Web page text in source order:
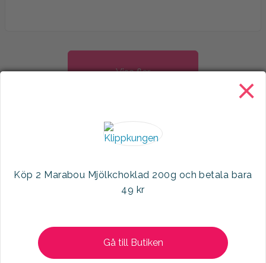
Visa fler ×
Köp 2 Marabou Mjölkchoklad 200g och betala bara
49 kr
Gå till Butiken